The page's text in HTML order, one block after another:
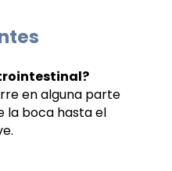
en alguna parte
la boca hasta el